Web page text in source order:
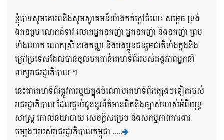
ខ្ញុំបាទសូមគោរពនិងសូមស្វាគមន៍យ៉ាងកក់ក្តៅចំពោះ សម្តេច ទ្រង់
ឯកឧត្តម លោកជំទាវ លោកអ្នកឧកញ៉ា អ្នកឧកញ៉ា និងឧកញ៉ា ព្រម
ទាំងលោក លោកស្រី នាងកញ្ញា និងបងប្អូនជនរួមជាតិទាំងក្នុងនិង
ក្រៅប្រទេសដែលបានចូលមកកាន់គេហទំព័ររបស់អង្គភាពអ្នកនាំ
ពាក្យរាជរដ្ឋាភិបាល ។
នេះជាគេហទំព័រផ្លូវការមួយក្នុងចំណោមគេហទំព័រផ្សេងៗទៀតរបស់
រាជរដ្ឋាភិបាល ដែលផ្តល់ជូននូវព័ត៌មានពិតនិងច្បាស់លាស់អំពីយុទ្ធ
សាស្រ្ត គោលនយាបាយ សេចក្តីសម្រេច និងសកម្មភាពការងារ
ចម្បងៗរបស់រាជរដ្ឋាភិបាលកម្ពុជា .....